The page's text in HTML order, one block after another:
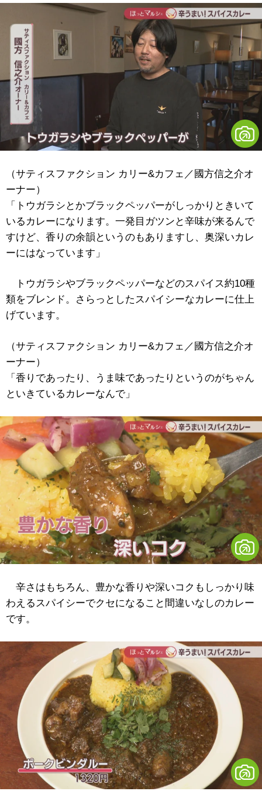
（サティスファクション カリー&カフェ／國方信之介オ
ーナー）
「トウガラシとかブラックペッパーがしっかりときいて
いるカレーになります。一発目ガツンと辛味が来るんで
すけど、香りの余韻というのもありますし、奥深いカレ
ーにはなっています」
トウガラシやブラックペッパーなどのスパイス約10種
類をブレンド。さらっとしたスパイシーなカレーに仕上
げています。
（サティスファクション カリー&カフェ／國方信之介オ
ーナー）
「香りであったり、うま味であったりというのがちゃん
といきているカレーなんで」
辛さはもちろん、豊かな香りや深いコクもしっかり味
わえるスパイシーでクセになること間違いなしのカレー
です。